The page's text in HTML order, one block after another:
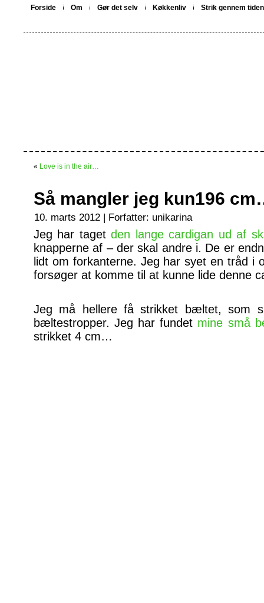
Forside Om Gør det selv Køkkenliv Strik gennem tiden
« Love is in the air…
Så mangler jeg kun196
10. marts 2012 | Forfatter: unikarina
Jeg har tagetden lange cardigan ud af
knapperne af – der skal andre i. De er
lidt om forkanterne. Jeg har syet en tråd i
forsøger at komme til at kunne lide denne
Jeg må hellere få strikket bæltet, som
bæltestropper. Jeg har fundet mine små
strikket 4 cm…